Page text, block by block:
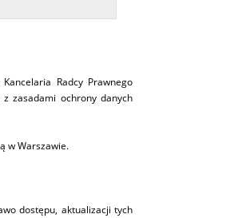
Radcy Prawnego
zasadami ochrony danych
w Warszawie.
dostępu, aktualizacji tych